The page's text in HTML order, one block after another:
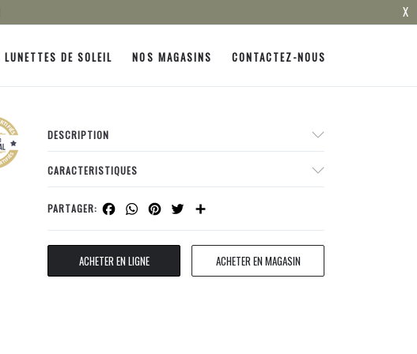
X
LUNETTES DE SOLEIL NOS MAGASINS CONTACTEZ-NOUS
DESCRIPTION
CARACTERISTIQUES
PARTAGER: Facebook
WhatsApp
Pinterest
Twitter
ACHETER EN LIGNE ACHETER EN MAGASIN